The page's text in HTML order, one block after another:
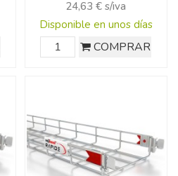
24,63 € s/iva
Disponible en unos días
COMPRAR